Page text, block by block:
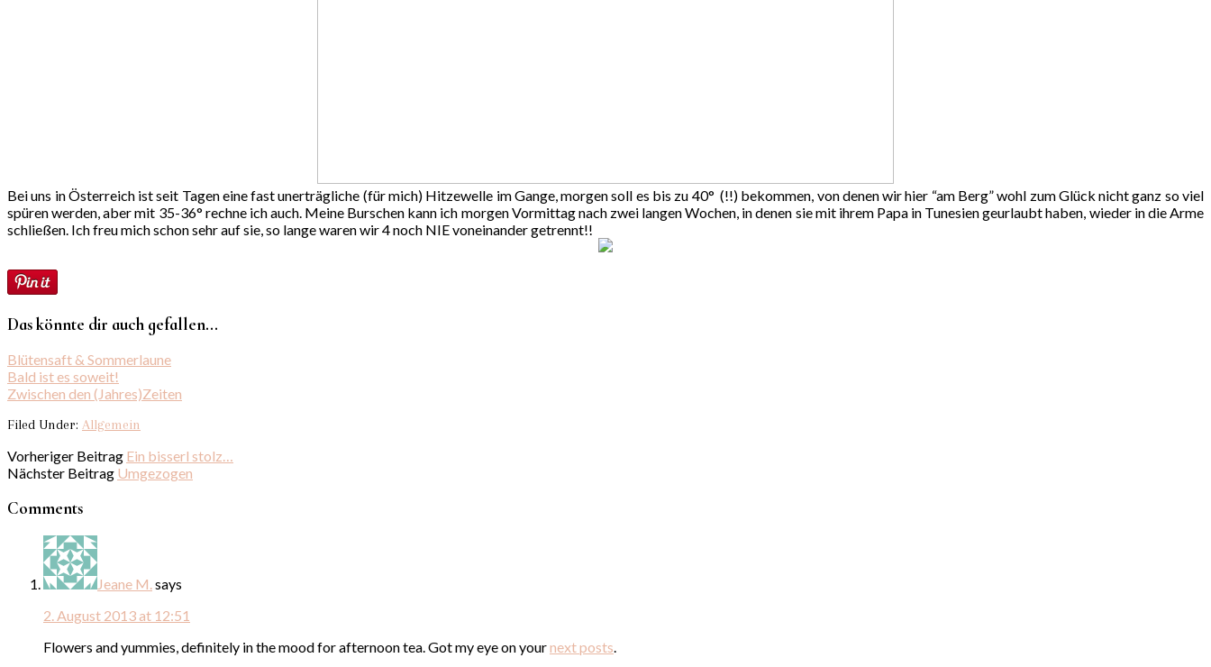
Bei uns in Österreich ist seit Tagen eine fast unerträgliche (für mich) Hitzewelle im Gange, morgen soll es bis zu 40° (!!) bekommen, von denen wir hier “am Berg” wohl zum Glück nicht ganz so viel
spüren werden, aber mit 35-36° rechne ich auch. Meine Burschen kann ich morgen Vormittag nach zwei langen Wochen, in denen sie mit ihrem Papa in Tunesien geurlaubt haben, wieder in die Arme
schließen. Ich freu mich schon sehr auf sie, so lange waren wir 4 noch NIE voneinander getrennt!!
Das könnte dir auch gefallen...
Blütensaft & Sommerlaune
Bald ist es soweit!
Zwischen den (Jahres)Zeiten
Filed Under: Allgemein
Vorheriger Beitrag Ein bisserl stolz…
Nächster Beitrag Umgezogen
Comments
Jeane M. says
2. August 2013 at 12:51
Flowers and yummies, definitely in the mood for afternoon tea. Got my eye on yournext posts